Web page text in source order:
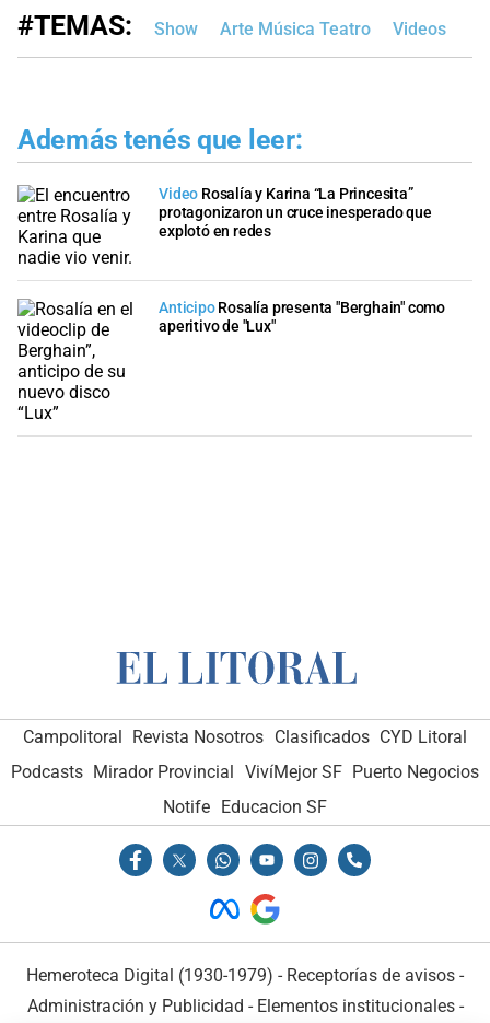
#TEMAS: Show Arte Música Teatro Videos
Además tenés que leer:
Video Rosalía y Karina “La Princesita”
protagonizaron un cruce inesperado que
explotó en redes
Anticipo Rosalía presenta "Berghain" como
aperitivo de "Lux"
Campolitoral Revista Nosotros Clasificados CYD Litoral
Podcasts Mirador Provincial VivíMejor SF Puerto Negocios
Notife Educacion SF
Hemeroteca Digital (1930-1979) - Receptorías de avisos -
Administración y Publicidad - Elementos institucionales-